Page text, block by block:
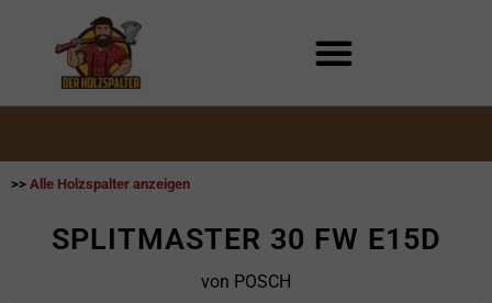
>> Alle Holzspalter anzeigen
SPLITMASTER 30 FW E15D
von POSCH